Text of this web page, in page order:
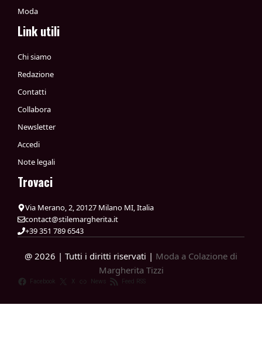
Moda
Link utili
Chi siamo
Redazione
Contatti
Collabora
Newsletter
Accedi
Note legali
Trovaci
Via Merano, 2, 20127 Milano MI, Italia
contact@stilemargherita.it
+39 351 789 6543
@ 2026 | Tutti i diritti riservati | Moda a Colazione di
Margherita Tizzi
Facebook X News Feed RSS